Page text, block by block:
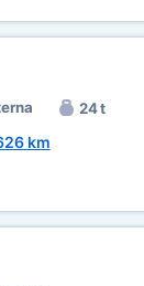
24 t
km